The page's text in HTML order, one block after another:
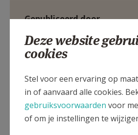
Gepubliceerd door
Heilige Laurentiusparochie Lokeren-
Meer
Artikel
Deze website
cookies
Stel voor een ervaring op
in of aanvaard alle cookies.
gebruiksvoorwaarden voor
of om je instellingen te